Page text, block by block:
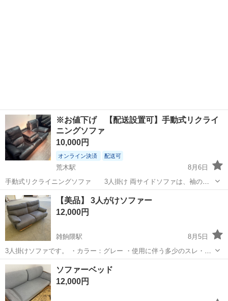
※お値下げ 【配送設置可】手動式リクライ
ニングソファ
10,000円
オンライン決済 配送可
荒木駅
8月6日
手動式リクライニングソファ 3人掛け 両サイドソファは、袖のレ
バーを引くとリクライニング式になります。 真ん中は、ソファとして
もカップホルダー&テーブルとしてもご使用になれます。 中古品にな
ります。 出来る限りの清...
福岡 久留米市 荒木駅 ソファ
【美品】 3人がけソファー
12,000円
雑餉隈駅
8月5日
3人掛けソファです。 ・カラー：グレー ・使用に伴う多少のスレ・使
用感はありますが、まだまだお使いいただけます。 ・座面のヘタリも
少なく、座り心地は良好です。 ・破れや大きな汚れはありません。
80,000円前後にて購入...
福岡 大野城市 ソファ
ソファーベッド
12,000円